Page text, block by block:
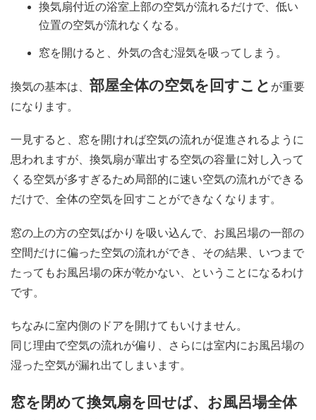
換気扇付近の浴室上部の空気が流れるだけで、低い
位置の空気が流れなくなる。
窓を開けると、外気の含む湿気を吸ってしまう。
換気の基本は、 部屋全体の空気を回すこと が重要
になります。
一見すると、窓を開ければ空気の流れが促進されるように
思われますが、換気扇が輩出する空気の容量に対し入って
くる空気が多すぎるため局部的に速い空気の流れができる
だけで、全体の空気を回すことができなくなります。
窓の上の方の空気ばかりを吸い込んで、お風呂場の一部の
空間だけに偏った空気の流れができ、その結果、いつまで
たってもお風呂場の床が乾かない、ということになるわけ
です。
ちなみに室内側のドアを開けてもいけません。
同じ理由で空気の流れが偏り、さらには室内にお風呂場の
湿った空気が漏れ出てしまいます。
窓を閉めて換気扇を回せば、お風呂場全体